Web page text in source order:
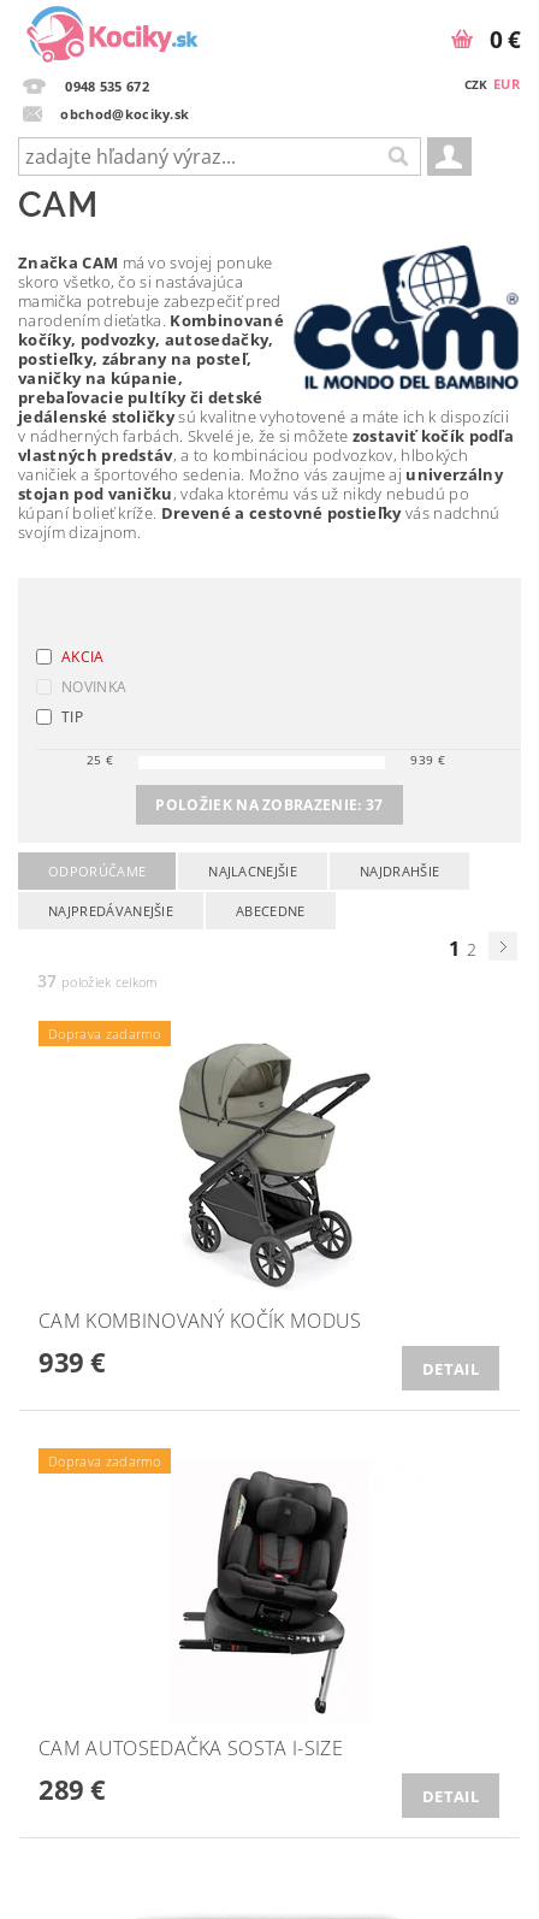
0948 535 672
obchod@kociky.sk
CZK EUR
0 €
CAM
Značka CAM má vo svojej ponuke
skoro všetko, čo si nastávajúca
mamička potrebuje zabezpečiť pred
narodením dieťatka. Kombinované
kočíky, podvozky, autosedačky,
postieľky, zábrany na posteľ,
vaničky na kúpanie,
prebaľovacie pultíky či detské
jedálenské stoličkysú kvalitne vyhotovené a máte ich k dispozícii
v nádherných farbách. Skvelé je, že si môžete zostaviť kočík podľa
vlastných predstáv, a to kombináciou podvozkov, hlbokých
vaničiek a športového sedenia. Možno vás zaujme aj univerzálny
stojan pod vaničku, vďaka ktorému vás už nikdy nebudú po
kúpaní bolieť kríže. Drevené a cestovné postieľkyvás nadchnú
svojím dizajnom.
AKCIA
NOVINKA
TIP
25 € 939 €
POLOŽIEK NA ZOBRAZENIE:37
ODPORÚČAME NAJLACNEJŠIE NAJDRAHŠIE
NAJPREDÁVANEJŠIE ABECEDNE
1 2
37 položiek celkom
Doprava zadarmo
CAM KOMBINOVANÝ KOČÍK MODUS
939 € DETAIL
Doprava zadarmo
CAM AUTOSEDAČKA SOSTA I-SIZE
289 € DETAIL